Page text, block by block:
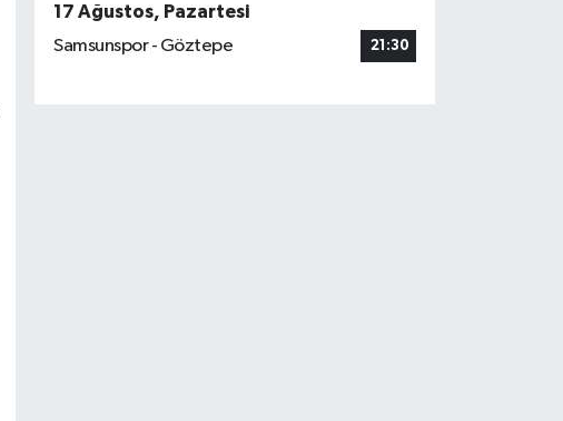
17 Ağustos, Pazartesi
Samsunspor - Göztepe
21:30